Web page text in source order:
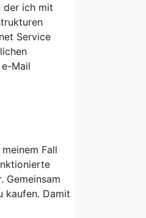
der ich mit
Service
Mail
Fall
Gemeinsam
kaufen. Damit